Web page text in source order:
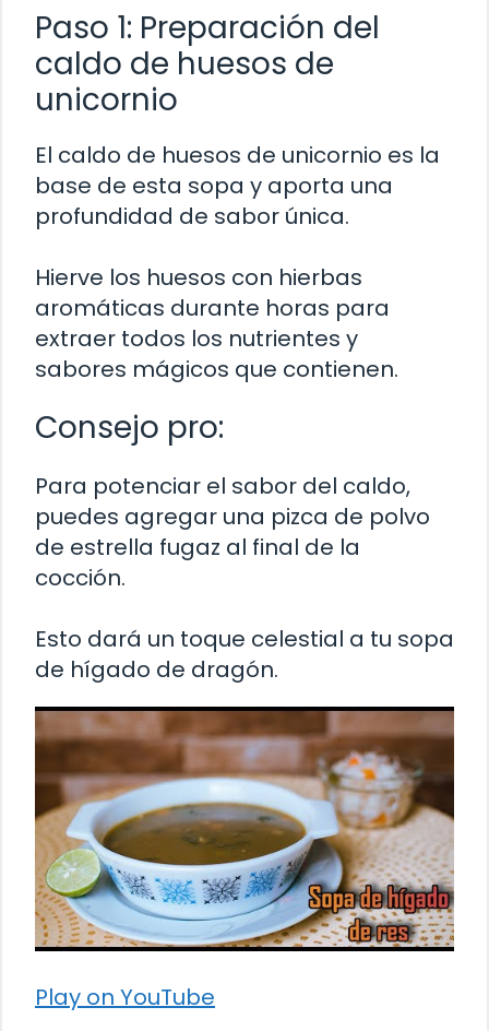
Paso 1: Preparación del
caldo de huesos de
unicornio
El caldo de huesos de unicornio es la
base de esta sopa y aporta una
profundidad de sabor única.
Hierve los huesos con hierbas
aromáticas durante horas para
extraer todos los nutrientes y
sabores mágicos que contienen.
Consejo pro:
Para potenciar el sabor del caldo,
puedes agregar una pizca de polvo
de estrella fugaz al final de la
cocción.
Esto dará un toque celestial a tu sopa
de hígado de dragón.
Play on YouTube